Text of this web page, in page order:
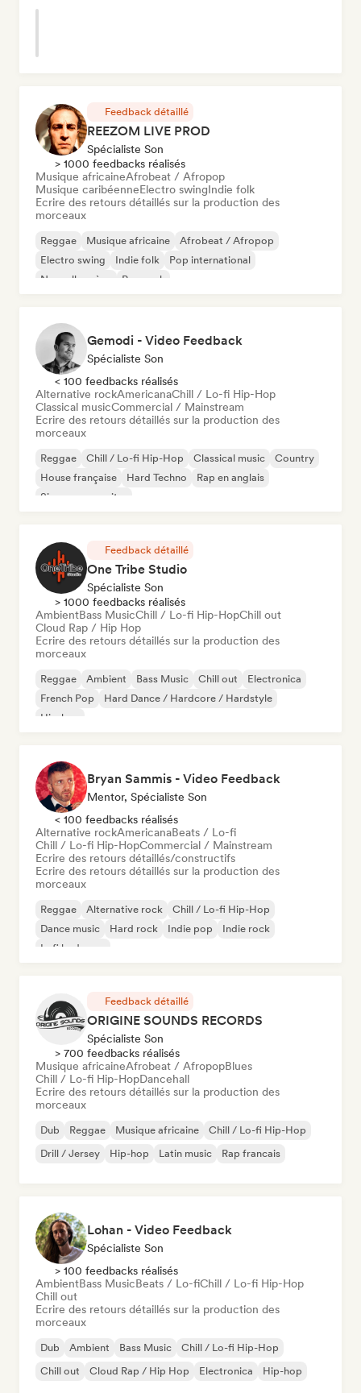
Feedback détaillé
REEZOM LIVE PROD
Spécialiste Son
> 1000 feedbacks réalisés
Musique africaineAfrobeat / Afropop
Musique caribéenneElectro swingIndie folk
Ecrire des retours détaillés sur la production des
morceaux
Reggae Musique africaine
Afrobeat / Afropop
Electro swing
Indie folk
Pop international
Nouvelle scène
Pop rock
Gemodi - Video Feedback
Spécialiste Son
< 100 feedbacks réalisés
Alternative rockAmericanaChill / Lo-fi Hip-Hop
Classical musicCommercial / Mainstream
Ecrire des retours détaillés sur la production des
morceaux
Reggae Chill / Lo-fi Hip-Hop Classical music
Country
House française
Hard Techno
Rap en anglais
Singer-songwriter
Feedback détaillé
One Tribe Studio
Spécialiste Son
> 1000 feedbacks réalisés
AmbientBass MusicChill / Lo-fi Hip-HopChill out
Cloud Rap / Hip Hop
Ecrire des retours détaillés sur la production des
morceaux
Reggae Ambient Bass Music Chill out
Electronica
French Pop
Hard Dance / Hardcore / Hardstyle
Hip-hop
Bryan Sammis - Video Feedback
Mentor, Spécialiste Son
< 100 feedbacks réalisés
Alternative rockAmericanaBeats / Lo-fi
Chill / Lo-fi Hip-HopCommercial / Mainstream
Ecrire des retours détaillés/constructifs
Ecrire des retours détaillés sur la production des
morceaux
Reggae Alternative rock
Chill / Lo-fi Hip-Hop
Dance music
Hard rock Indie pop
Indie rock
Lofi bedroom
Feedback détaillé
ORIGINE SOUNDS RECORDS
Spécialiste Son
> 700 feedbacks réalisés
Musique africaineAfrobeat / AfropopBlues
Chill / Lo-fi Hip-HopDancehall
Ecrire des retours détaillés sur la production des
morceaux
Dub Reggae Musique africaine
Chill / Lo-fi Hip-Hop
Drill / Jersey
Hip-hop Latin music Rap francais
Lohan - Video Feedback
Spécialiste Son
> 100 feedbacks réalisés
AmbientBass MusicBeats / Lo-fiChill / Lo-fi Hip-Hop
Chill out
Ecrire des retours détaillés sur la production des
morceaux
Dub Ambient Bass Music
Chill / Lo-fi Hip-Hop
Chill out
Cloud Rap / Hip Hop Electronica Hip-hop